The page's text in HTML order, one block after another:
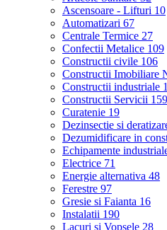
Ascensoare - Lifturi 10
Automatizari 67
Centrale Termice 27
Confectii Metalice 109
Constructii civile 106
Constructii Imobiliare
Constructii industriale
Constructii Servicii 159
Curatenie 19
Dezinsectie si
Dezumidificare in
Echipamente
Electrice 71
Energie alternativa 48
Ferestre 97
Gresie si Faianta 16
Instalatii 190
Lacuri si Vopsele 28